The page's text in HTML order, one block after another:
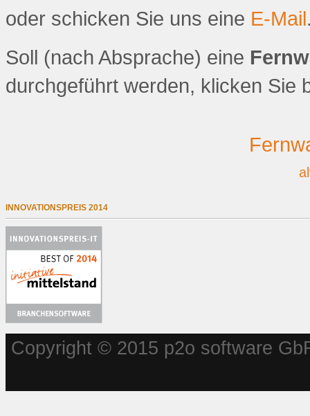
oder schicken Sie uns eine E-Mail
Soll (nach Absprache) eine
durchgeführt werden, klicken Sie
INNOVATIONSPREIS 2014
Copyright © 2015 p2o software